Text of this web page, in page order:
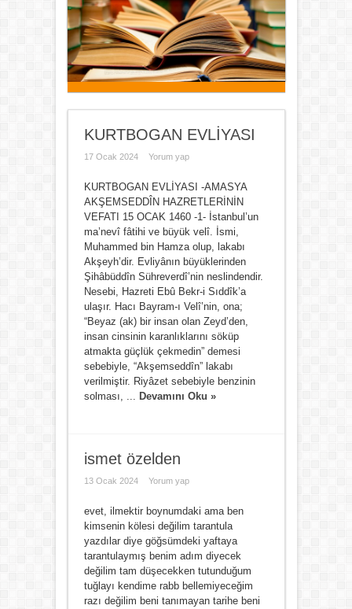
KURTBOGAN EVLİYASI
17 Ocak 2024 Yorum yap
KURTBOGAN EVLİYASI -AMASYA
AKŞEMSEDDÎN HAZRETLERİNİN
VEFATI 15 OCAK 1460 -1- İstanbul’un
ma’nevî fâtihi ve büyük velî. İsmi,
Muhammed bin Hamza olup, lakabı
Akşeyh’dir. Evliyânın büyüklerinden
Şihâbüddîn Sühreverdî’nin neslindendir.
Nesebi, Hazreti Ebû Bekr-i Sıddîk’a
ulaşır. Hacı Bayram-ı Velî’nin, ona;
“Beyaz (ak) bir insan olan Zeyd’den,
insan cinsinin karanlıklarını söküp
atmakta güçlük çekmedin” demesi
sebebiyle, “Akşemseddîn” lakabı
verilmiştir. Riyâzet sebebiyle benzinin
solması, ... Devamını Oku »
ismet özelden
13 Ocak 2024 Yorum yap
evet, ilmektir boynumdaki ama ben
kimsenin kölesi değilim tarantula
yazdılar diye göğsümdeki yaftaya
tarantulaymış benim adım diyecek
değilim tam düşecekken tutunduğum
tuğlayı kendime rabb bellemiyeceğim
razı değilim beni tanımayan tarihe beni